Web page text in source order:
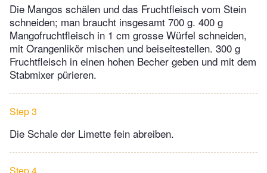
Die Mangos schälen und das Fruchtfleisch vom Stein
schneiden; man braucht insgesamt 700 g. 400 g
Mangofruchtfleisch in 1 cm grosse Würfel schneiden,
mit Orangenlikör mischen und beiseitestellen. 300 g
Fruchtfleisch in einen hohen Becher geben und mit dem
Stabmixer pürieren.
Step 3
Die Schale der Limette fein abreiben.
Step 4